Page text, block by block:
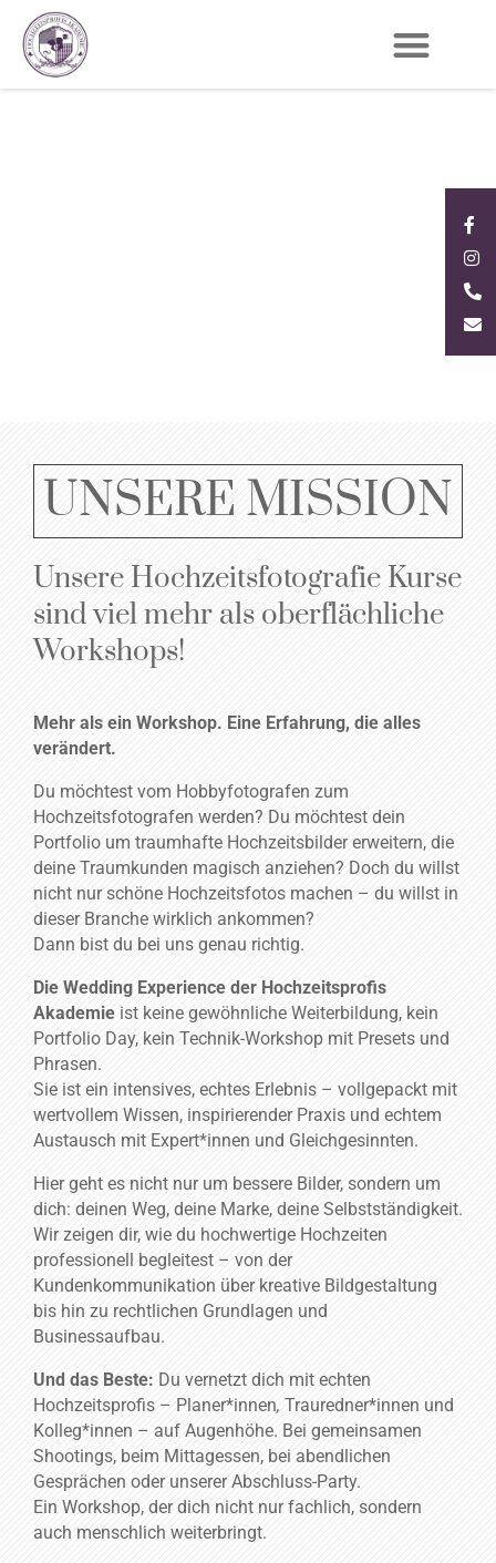
UNSERE MISSION
Unsere Hochzeitsfotografie Kurse
sind viel mehr als oberflächliche
Workshops!
Mehr als ein Workshop. Eine Erfahrung, die alles
verändert.
Du möchtest vom Hobbyfotografen zum
Hochzeitsfotografen werden? Du möchtest dein
Portfolio um traumhafte Hochzeitsbilder erweitern, die
deine Traumkunden magisch anziehen? Doch du willst
nicht nur schöne Hochzeitsfotos machen – du willst in
dieser Branche wirklich ankommen?
Dann bist du bei uns genau richtig.
Die Wedding Experience der Hochzeitsprofis
Akademie ist keine gewöhnliche Weiterbildung, kein
Portfolio Day, kein Technik-Workshop mit Presets und
Phrasen.
Sie ist ein intensives, echtes Erlebnis – vollgepackt mit
wertvollem Wissen, inspirierender Praxis und echtem
Austausch mit Expert*innen und Gleichgesinnten.
Hiergeht es nicht nur um bessere Bilder, sondern um
dich: deinen Weg, deine Marke, deine Selbstständigkeit.
Wirzeigen dir, wie du hochwertige Hochzeiten
professionell begleitest – von der
Kundenkommunikation über kreative Bildgestaltung
bis hin zu rechtlichen Grundlagen und
Businessaufbau.
Und das Beste: Du vernetzt dich mit echten
Hochzeitsprofis – Planer*innen, Trauredner*innen und
Kolleg*innen – auf Augenhöhe. Bei gemeinsamen
Shootings, beim Mittagessen, bei abendlichen
Gesprächen oder unserer Abschluss-Party.
Ein Workshop, derdich nicht nurfachlich, sondern
auch menschlich weiterbringt.